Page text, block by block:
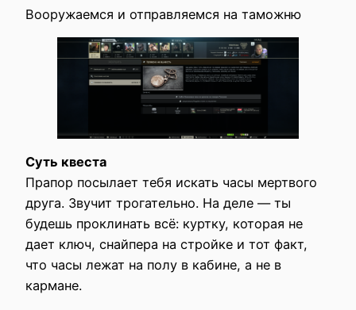
Вооружаемся и отправляемся на таможню
Суть квеста
Прапор посылает тебя искать часы мертвого
друга. Звучит трогательно. На деле — ты
будешь проклинать всё: куртку, которая не
дает ключ, снайпера на стройке и тот факт,
что часы лежат на полу в кабине, а не в
кармане.